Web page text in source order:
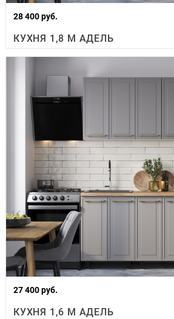
28 400 руб.
КУХНЯ 1,8 М АДЕЛЬ
27 400 руб.
КУХНЯ 1,6 М АДЕЛЬ